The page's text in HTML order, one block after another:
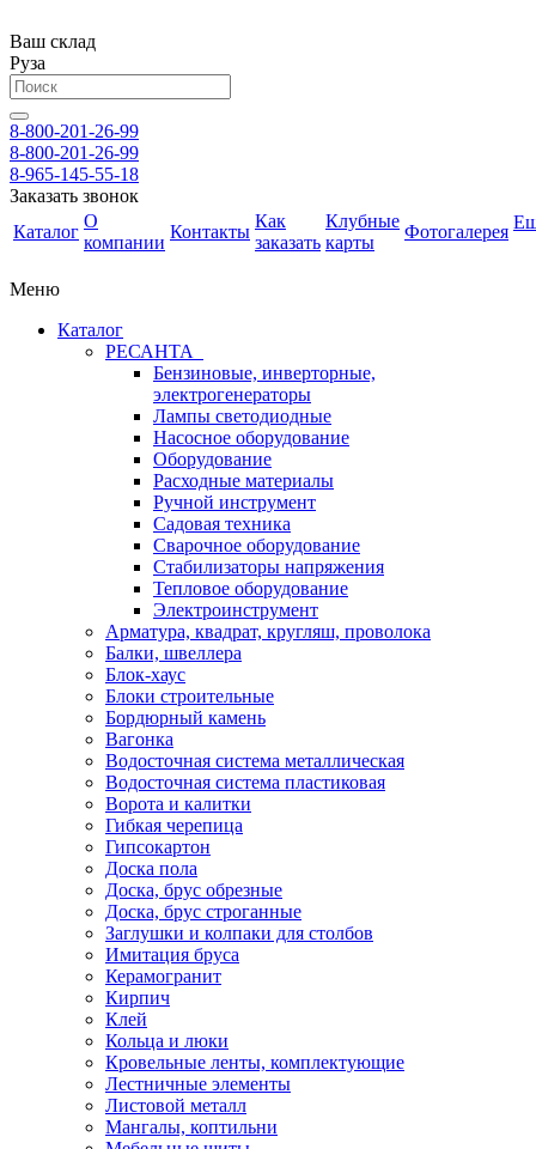
Ваш склад
Руза
8-800-201-26-99
8-800-201-26-99
8-965-145-55-18
Заказать звонок
Каталог
О
компании
Контакты
Как
заказать
Клубные
карты
Фотогалерея
Меню
Каталог
РЕСАНТА
Бензиновые, инверторные,
электрогенераторы
Лампы светодиодные
Насосное оборудование
Оборудование
Расходные материалы
Ручной инструмент
Садовая техника
Сварочное оборудование
Стабилизаторы напряжения
Тепловое оборудование
Электроинструмент
Арматура, квадрат, кругляш, проволока
Балки, швеллера
Блок-хаус
Блоки строительные
Бордюрный камень
Вагонка
Водосточная система металлическая
Водосточная система пластиковая
Ворота и калитки
Гибкая черепица
Гипсокартон
Доска пола
Доска, брус обрезные
Доска, брус строганные
Заглушки и колпаки для столбов
Имитация бруса
Керамогранит
Кирпич
Клей
Кольца и люки
Кровельные ленты, комплектующие
Лестничные элементы
Листовой металл
Мангалы, коптильни